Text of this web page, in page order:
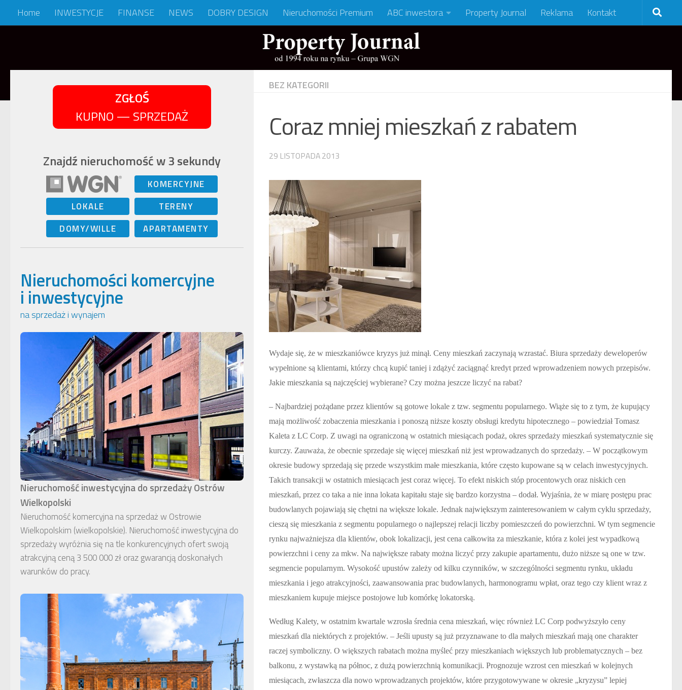
Skip to content
Home INWESTYCJE FINANSE NEWS DOBRY DESIGN Nieruchomości Premium ABC inwestora Property Journal Reklama Kontakt
BEZ KATEGORII
Coraz mniej mieszkań z rabatem
29 LISTOPADA 2013
Wydaje się, że w mieszkaniówce kryzys już minął. Ceny mieszkań zaczynają wzrastać. Biura sprzedaży deweloperów
wypełnione są klientami, którzy chcą kupić taniej i zdążyć zaciągnąć kredyt przed wprowadzeniem nowych przepisów.
Jakie mieszkania są najczęściej wybierane? Czy można jeszcze liczyć na rabat?
– Najbardziej pożądane przez klientów są gotowe lokale z tzw. segmentu popularnego. Wiąże się to z tym, że kupujący
mają możliwość zobaczenia mieszkania i ponoszą niższe koszty obsługi kredytu hipotecznego – powiedział Tomasz
Kaleta z LC Corp. Z uwagi na ograniczoną w ostatnich miesiącach podaż, okres sprzedaży mieszkań systematycznie się
kurczy. Zauważa, że obecnie sprzedaje się więcej mieszkań niż jest wprowadzanych do sprzedaży. – W początkowym
okresie budowy sprzedają się przede wszystkim małe mieszkania, które często kupowane są w celach inwestycyjnych.
Takich transakcji w ostatnich miesiącach jest coraz więcej. To efekt niskich stóp procentowych oraz niskich cen
mieszkań, przez co taka a nie inna lokata kapitału staje się bardzo korzystna – dodał. Wyjaśnia, że w miarę postępu prac
budowlanych pojawiają się chętni na większe lokale. Jednak największym zainteresowaniem w całym cyklu sprzedaży,
cieszą się mieszkania z segmentu popularnego o najlepszej relacji liczby pomieszczeń do powierzchni. W tym segmencie
rynku najważniejsza dla klientów, obok lokalizacji, jest cena całkowita za mieszkanie, która z kolei jest wypadkową
powierzchni i ceny za mkw. Na największe rabaty można liczyć przy zakupie apartamentu, dużo niższe są one w tzw.
segmencie popularnym. Wysokość upustów zależy od kilku czynników, w szczególności segmentu rynku, układu
mieszkania i jego atrakcyjności, zaawansowania prac budowlanych, harmonogramu wpłat, oraz tego czy klient wraz z
mieszkaniem kupuje miejsce postojowe lub komórkę lokatorską.
Według Kalety, w ostatnim kwartale wzrosła średnia cena mieszkań, więc również LC Corp podwyższyło ceny
mieszkań dla niektórych z projektów. – Jeśli upusty są już przyznawane to dla małych mieszkań mają one charakter
raczej symboliczny. O większych rabatach można myśleć przy mieszkaniach większych lub problematycznych – bez
balkonu, z wystawką na północ, z dużą powierzchnią komunikacji. Prognozuje wzrost cen mieszkań w kolejnych
miesiącach, zwłaszcza dla nowo wprowadzanych projektów, które przygotowywane w okresie „kryzysu” lepiej
ZGŁOŚ
KUPNO — SPRZEDAŻ
Znajdź nieruchomość w 3 sekundy
KOMERCYJNE
LOKALE
TERENY
DOMY/WILLE
APARTAMENTY
Nieruchomości komercyjne
i inwestycyjne
na sprzedaż i wynajem
Nieruchomość inwestycyjna do sprzedaży Ostrów
Wielkopolski
Nieruchomość komercyjna na sprzedaż w Ostrowie
Wielkopolskim (wielkopolskie). Nieruchomość inwestycyjna do
sprzedaży wyróżnia się na tle konkurencyjnych ofert swoją
atrakcyjną ceną 3 500 000 zł oraz gwarancją doskonałych
warunków do pracy.